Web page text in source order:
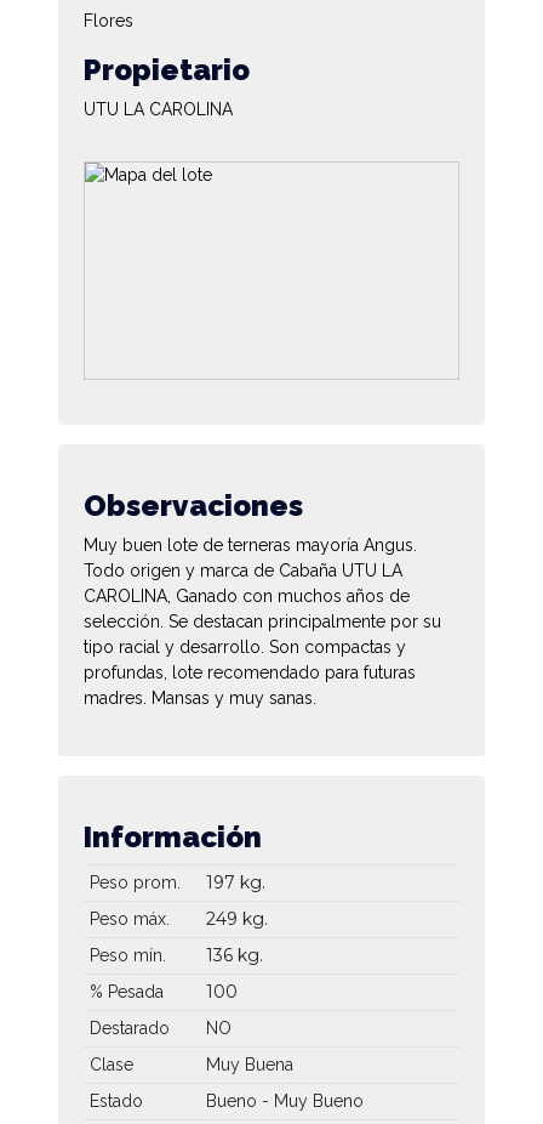
Flores
Propietario
UTU LA CAROLINA
Observaciones
Muy buen lote de terneras mayoría Angus.
Todo origen y marca de Cabaña UTU LA
CAROLINA, Ganado con muchos años de
selección. Se destacan principalmente por su
tipo racial y desarrollo. Son compactas y
profundas, lote recomendado para futuras
madres. Mansas y muy sanas.
Información
Peso prom. 197 kg.
Peso máx. 249 kg.
Peso mín. 136 kg.
% Pesada 100
Destarado
NO
Clase
Muy Buena
Estado
Bueno - Muy Bueno